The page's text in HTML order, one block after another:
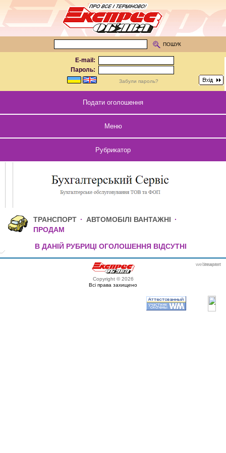
E-mail:
Пароль:
Забули пароль?
ПОШУК
Подати оголошення
Меню
Рубрикатор
ТРАНСПОРТ · АВТОМОБІЛІ ВАНТАЖНІ ·
ПРОДАМ
В ДАНІЙ РУБРИЦІ ОГОЛОШЕННЯ ВІДСУТНІ
Copyright © 2026
Всі права захищено
webmaster
itexpert